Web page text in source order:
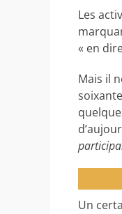
Les
« en
Mais il
Un